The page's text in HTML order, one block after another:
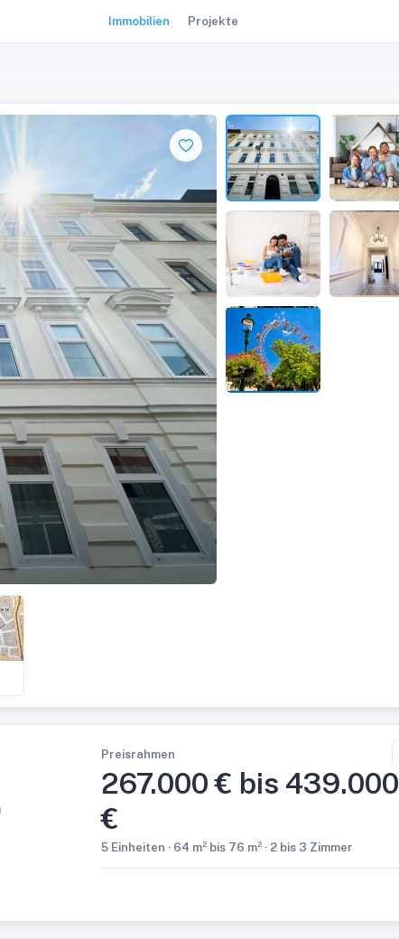
Immobilien Projekte
Preisrahmen
267.000 € bis 439.000
€
5 Einheiten · 64 m² bis 76 m² · 2 bis 3 Zimmer